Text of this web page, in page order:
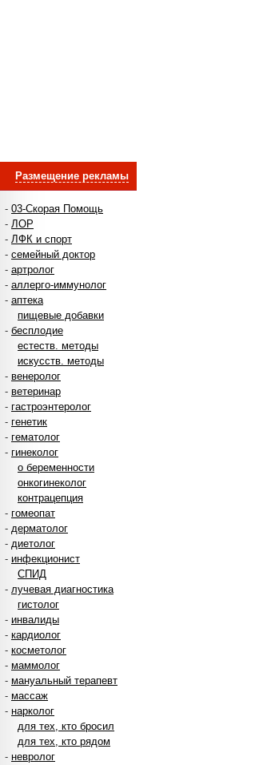
Размещение рекламы
- 03-Скорая Помощь
- ЛОР
- ЛФК и спорт
- семейный доктор
- артролог
- аллерго-иммунолог
- аптека
пищевые добавки
- бесплодие
естеств. методы
искусств. методы
- венеролог
- ветеринар
- гастроэнтеролог
- генетик
- гематолог
- гинеколог
о беременности
онкогинеколог
контрацепция
- гомеопат
- дерматолог
- диетолог
- инфекционист
СПИД
- лучевая диагностика
гистолог
- инвалиды
- кардиолог
- косметолог
- маммолог
- мануальный терапевт
- массаж
- нарколог
для тех, кто бросил
для тех, кто рядом
- невролог